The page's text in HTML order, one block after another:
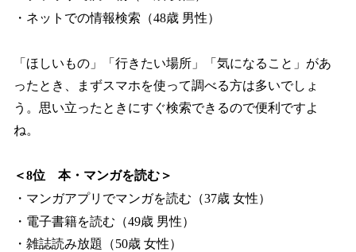
・ネットでの情報検索（48歳 男性）
「ほしいもの」「行きたい場所」「気になること」があ
ったとき、まずスマホを使って調べる方は多いでしょ
う。思い立ったときにすぐ検索できるので便利ですよ
ね。
＜8位 本・マンガを読む＞
・マンガアプリでマンガを読む（37歳 女性）
・電子書籍を読む（49歳 男性）
・雑誌読み放題（50歳 女性）